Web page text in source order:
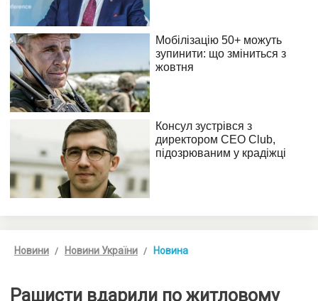
Новини Новини України Новина
Рашисти вдарили по житловому